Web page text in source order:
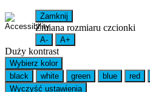
Zamknij
Zmiana rozmiaru czcionki
A- A+
Duży kontrast
Wybierz kolor
black
white green blue red
Wyczyść ustawienia